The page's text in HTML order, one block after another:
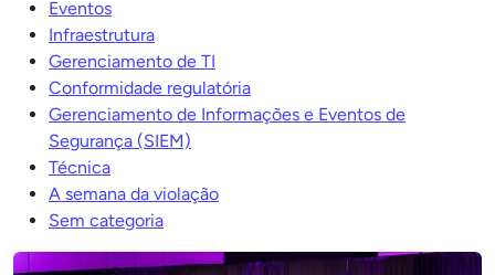
Eventos
Infraestrutura
Gerenciamento de TI
Conformidade regulatória
Gerenciamento de Informações e Eventos de
Segurança (SIEM)
Técnica
A semana da violação
Sem categoria